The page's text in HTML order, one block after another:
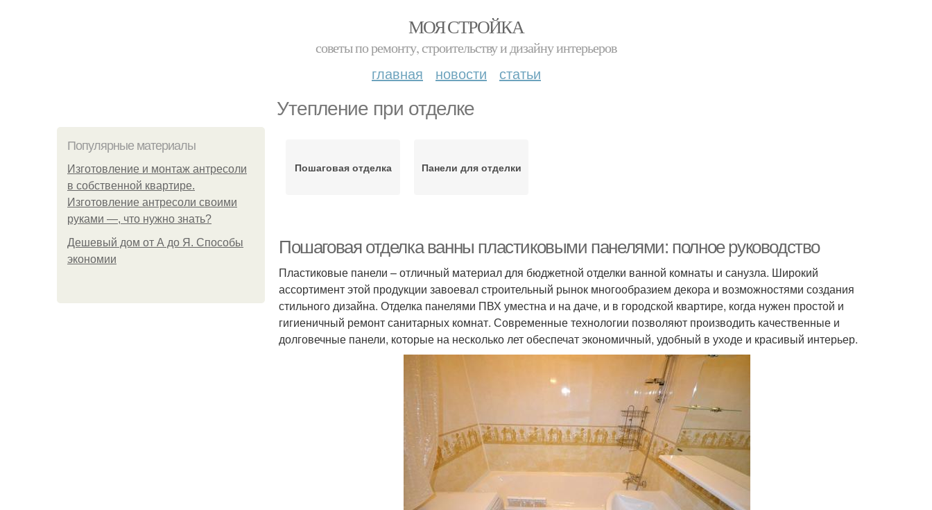
МОЯ СТРОЙКА
советы по ремонту, строительству и дизайну интерьеров
главная новости статьи
Утепление при отделке
Популярные материалы
Изготовление и монтаж антресоли
в собственной квартире.
Изготовление антресоли своими
руками —, что нужно знать?
Дешевый дом от А до Я. Способы
экономии
Пошаговая отделка Панели для отделки
Пошаговая отделка ванны пластиковыми панелями: полное руководство
Пластиковые панели – отличный материал для бюджетной отделки ванной комнаты и санузла. Широкий
ассортимент этой продукции завоевал строительный рынок многообразием декора и возможностями создания
стильного дизайна. Отделка панелями ПВХ уместна и на даче, и в городской квартире, когда нужен простой и
гигиеничный ремонт санитарных комнат. Современные технологии позволяют производить качественные и
долговечные панели, которые на несколько лет обеспечат экономичный, удобный в уходе и красивый интерьер.